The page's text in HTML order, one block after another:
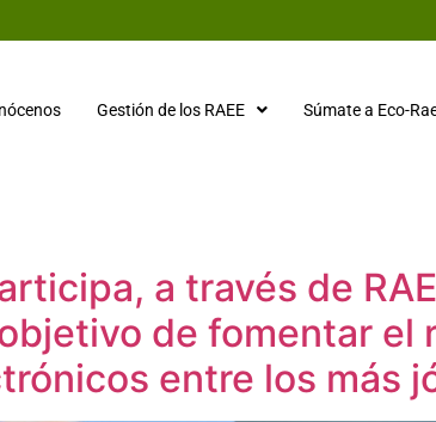
Gestión de los RAEE Súmate a Eco-
a través de
de fomentar el
entre los más